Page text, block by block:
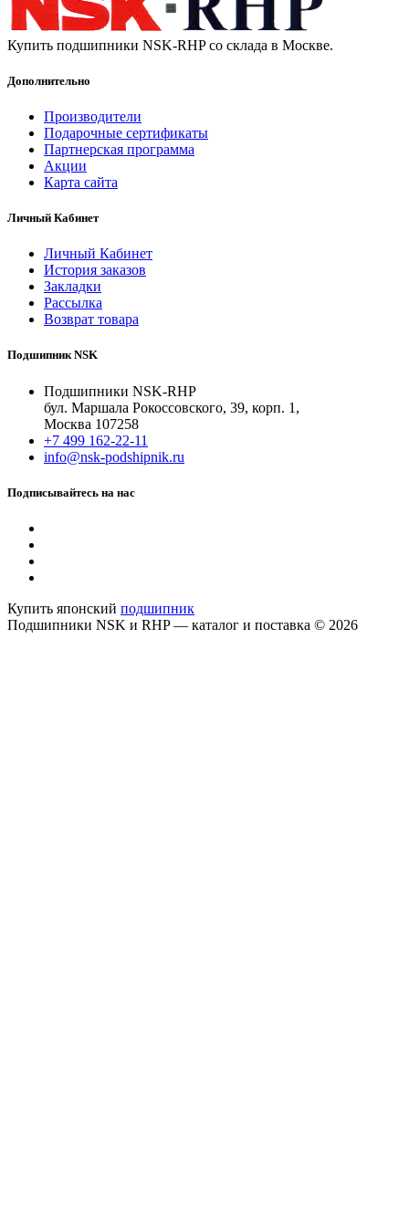
Купить подшипники NSK-RHP со склада в Москве.
Дополнительно
Производители
Подарочные сертификаты
Партнерская программа
Акции
Карта сайта
Личный Кабинет
Личный Кабинет
История заказов
Закладки
Рассылка
Возврат товара
Подшипник NSK
Подшипники NSK-RHP
бул. Маршала Рокоссовского, 39, корп. 1,
Москва 107258
+7 499 162-22-11
info@nsk-podshipnik.ru
Подписывайтесь на нас
Купить японский подшипник
Подшипники NSK и RHP — каталог и поставка © 2026